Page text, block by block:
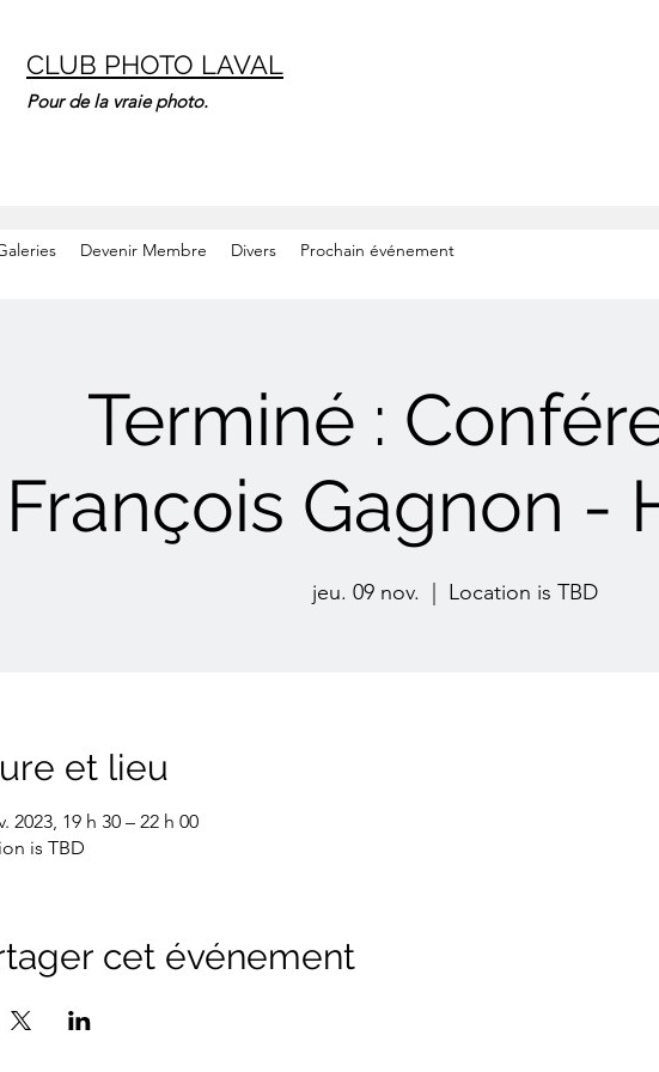
CLUB PHOTO LAVAL
Pour de la vraie photo.
Devenir Membre Divers Prochain événement
Terminé :
François Gagnon -
jeu. 09 nov. Location is TBD
et lieu
2023, 19 h 30 – 22 h 00
is TBD
cet événement